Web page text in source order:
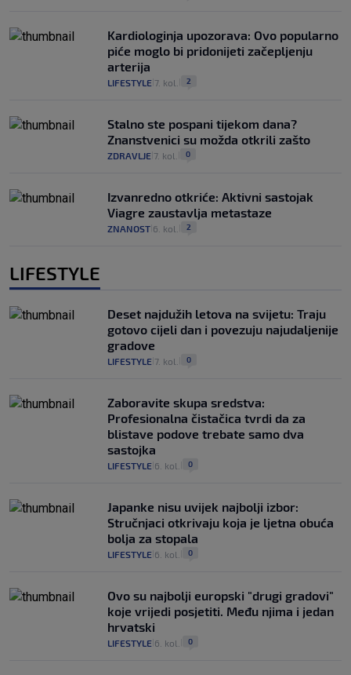
Kardiologinja upozorava: Ovo popularno
piće moglo bi pridonijeti začepljenju
arterija
LIFESTYLE 7. kol. 2
Stalno ste pospani tijekom dana?
Znanstvenici su možda otkrili zašto
ZDRAVLJE 7. kol. 0
Izvanredno otkriće: Aktivni sastojak
Viagre zaustavlja metastaze
ZNANOST 6. kol. 2
LIFESTYLE
Deset najdužih letova na svijetu: Traju
gotovo cijeli dan i povezuju najudaljenije
gradove
LIFESTYLE 7. kol. 0
Zaboravite skupa sredstva:
Profesionalna čistačica tvrdi da za
blistave podove trebate samo dva
sastojka
LIFESTYLE 6. kol. 0
Japanke nisu uvijek najbolji izbor:
Stručnjaci otkrivaju koja je ljetna obuća
bolja za stopala
LIFESTYLE 6. kol. 0
Ovo su najbolji europski "drugi gradovi"
koje vrijedi posjetiti. Među njima i jedan
hrvatski
LIFESTYLE 6. kol. 0